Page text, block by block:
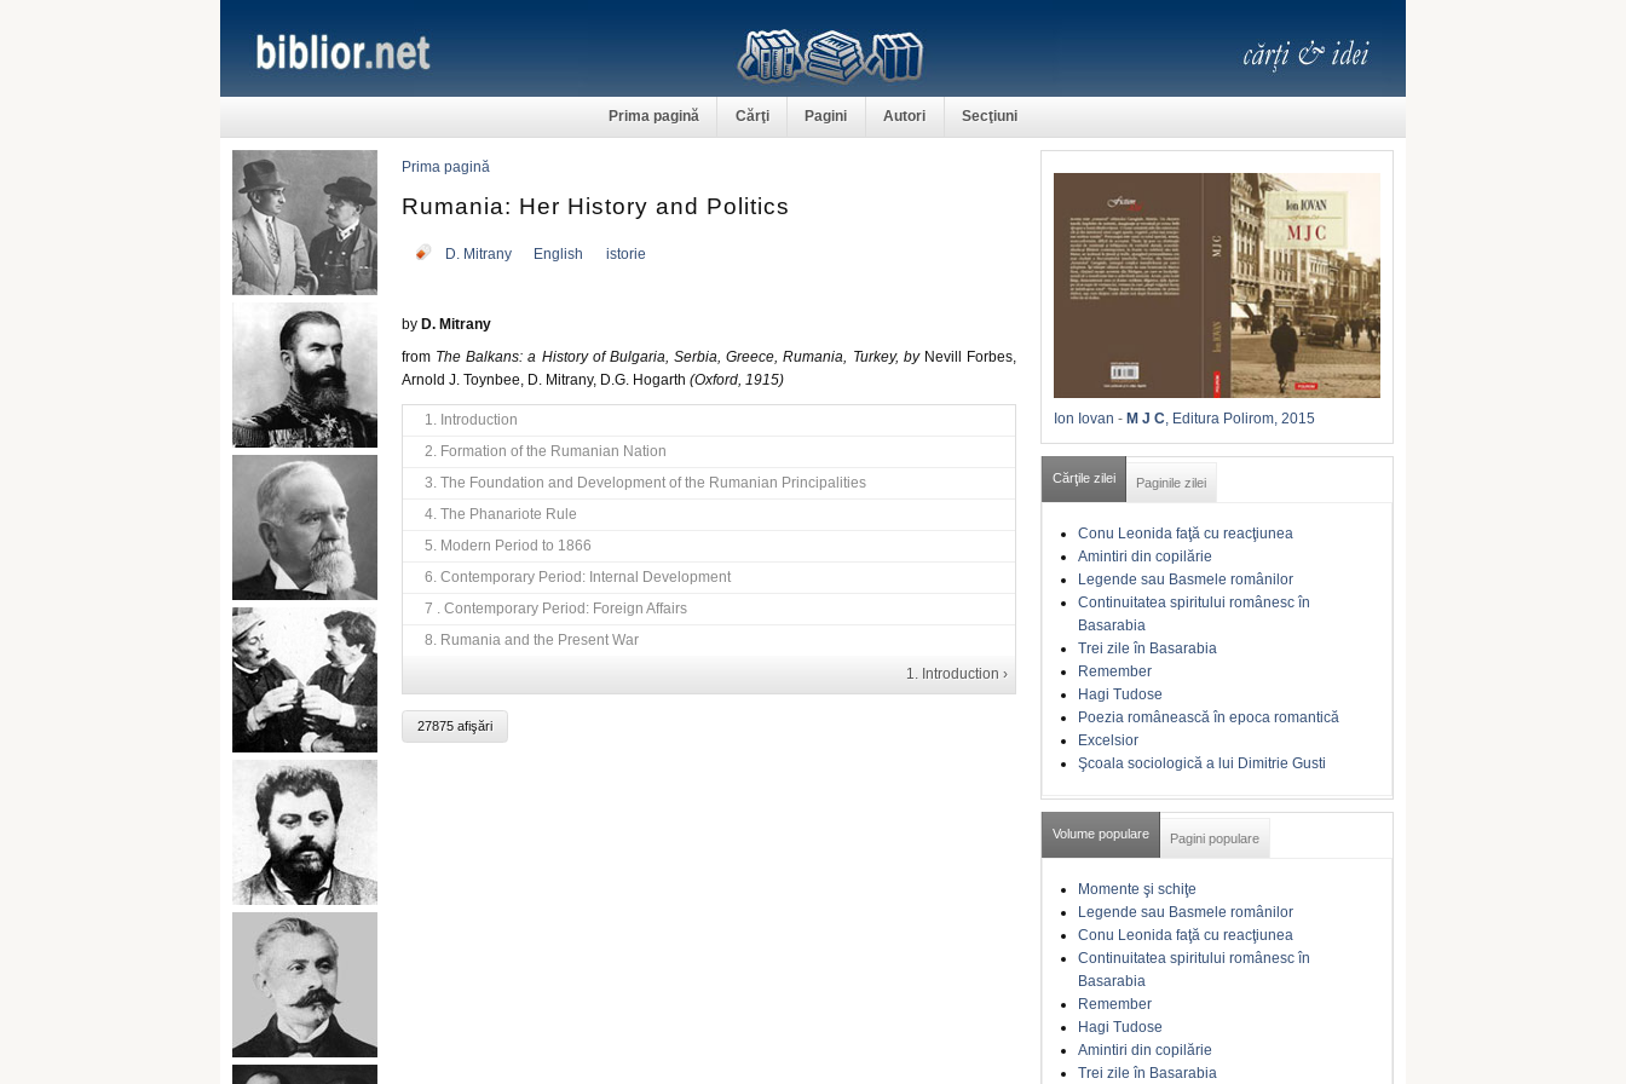
Prima pagină Cărţi Pagini Autori Secţiuni
Prima pagină
Rumania: Her History and Politics
D. Mitrany English istorie
by D. Mitrany
from The Balkans: a History of Bulgaria, Serbia, Greece, Rumania, Turkey, by Nevill Forbes,
Arnold J. Toynbee, D. Mitrany, D.G. Hogarth (Oxford, 1915)
1. Introduction
2. Formation of the Rumanian Nation
3. The Foundation and Development of the Rumanian Principalities
4. The Phanariote Rule
5. Modern Period to 1866
6. Contemporary Period: Internal Development
7 . Contemporary Period: Foreign Affairs
8. Rumania and the Present War
1. Introduction ›
27875 afişări
Ion Iovan - M J C, Editura Polirom, 2015
Cărţile zilei Paginile zilei
Conu Leonida faţă cu reacţiunea
Amintiri din copilărie
Legende sau Basmele românilor
Continuitatea spiritului românesc în
Basarabia
Trei zile în Basarabia
Remember
Hagi Tudose
Poezia românească în epoca romantică
Excelsior
Şcoala sociologică a lui Dimitrie Gusti
Volume populare Pagini populare
Momente şi schiţe
Legende sau Basmele românilor
Conu Leonida faţă cu reacţiunea
Continuitatea spiritului românesc în
Basarabia
Remember
Hagi Tudose
Amintiri din copilărie
Trei zile în Basarabia